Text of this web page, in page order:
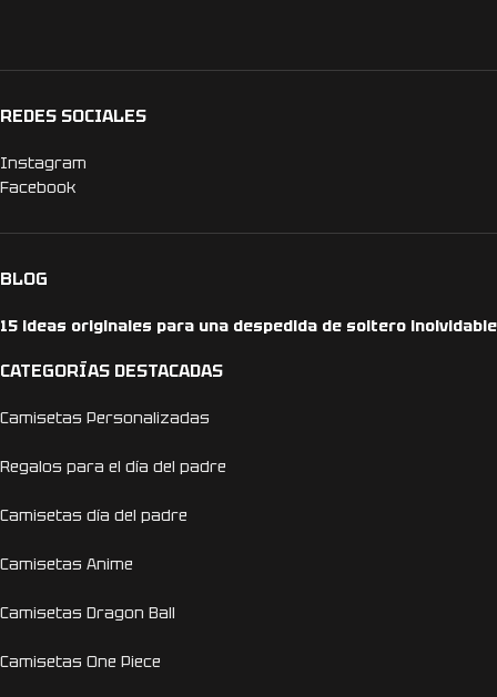
REDES SOCIALES
Instagram
Facebook
BLOG
15 ideas originales para una despedida de soltero inolvidable
CATEGORÍAS DESTACADAS
Camisetas Personalizadas
Regalos para el día del padre
Camisetas día del padre
Camisetas Anime
Camisetas Dragon Ball
Camisetas One Piece